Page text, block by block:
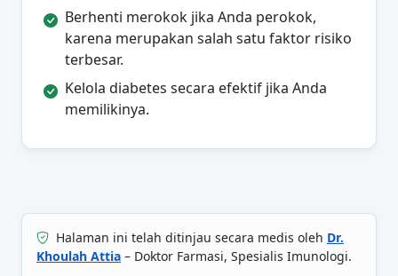
Berhenti merokok jika Anda perokok,
karena merupakan salah satu faktor risiko
terbesar.
Kelola diabetes secara efektif jika Anda
memilikinya.
Halaman ini telah ditinjau secara medis oleh Dr.
Khoulah Attia – Doktor Farmasi, Spesialis Imunologi.